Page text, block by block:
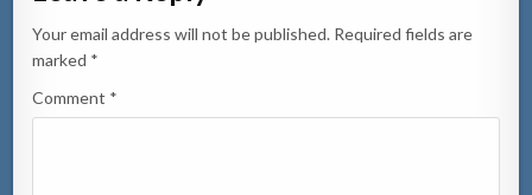
Your email address will not be published. Required fields are
marked *
Comment *